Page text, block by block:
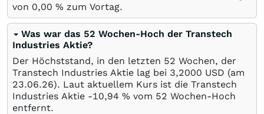
von 0,00 % zum Vortag.
Was war das 52 Wochen-Hoch der Transtech
Industries Aktie?
Der Höchststand, in den letzten 52 Wochen, der
Transtech Industries Aktie lag bei 3,2000 USD (am
23.06.26). Laut aktuellem Kurs ist die Transtech
Industries Aktie -10,94 % vom 52 Wochen-Hoch
entfernt.